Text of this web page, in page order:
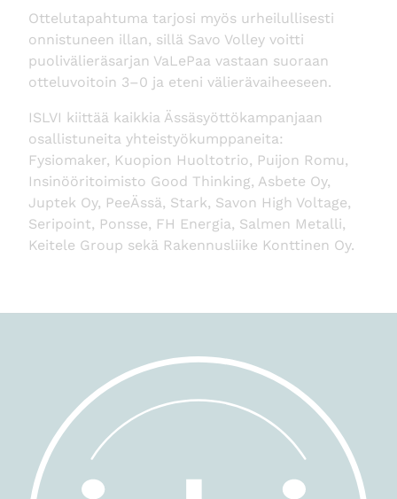
Ottelutapahtuma tarjosi myös urheilullisesti
onnistuneen illan, sillä Savo Volley voitti
puolivälieräsarjan VaLePaa vastaan suoraan
otteluvoitoin 3–0 ja eteni välierävaiheeseen.
ISLVI kiittää kaikkia Ässäsyöttökampanjaan
osallistuneita yhteistyökumppaneita:
Fysiomaker, Kuopion Huoltotrio, Puijon Romu,
Insinööritoimisto Good Thinking, Asbete Oy,
Juptek Oy, PeeÄssä, Stark, Savon High Voltage,
Seripoint, Ponsse, FH Energia, Salmen Metalli,
Keitele Group sekä Rakennusliike Konttinen Oy.